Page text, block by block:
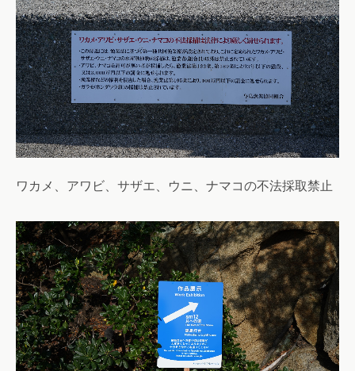
ワカメ、アワビ、サザエ、ウニ、ナマコの不法採取禁止